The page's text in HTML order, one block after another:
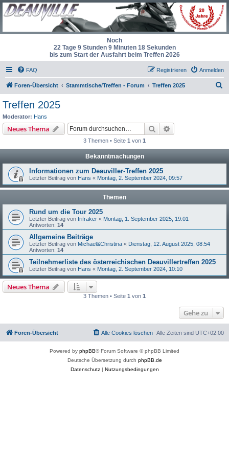
Noch
22 Tage 9 Stunden 9 Minuten 18 Sekunden
bis zum Start der Ausfahrt beim Treffen 2026
FAQ Anmelden
Registrieren
Foren-Übersicht Stammtische/Treffen - Forum Treffen 2025
Treffen 2025
Moderator: Hans
Neues Thema Suche
3 Themen • Seite 1 von 1
Bekanntmachungen
Informationen zum Deauviller-Treffen 2025
Letzter Beitrag von Hans « Montag, 2. September 2024, 09:57
Themen
Rund um die Tour 2025
Letzter Beitrag von frifraker « Montag, 1. September 2025, 19:01
Antworten: 14
Allgemeine Beiträge
Letzter Beitrag von Michael&Christina « Dienstag, 12. August 2025, 08:54
Antworten: 14
Teilnehmerliste des österreichischen Deauvillertreffen 2025
Letzter Beitrag von Hans « Montag, 2. September 2024, 10:10
Neues Thema
3 Themen • Seite 1 von 1
Gehe zu
Foren-Übersicht Alle Zeiten sind UTC+02:00
Alle Cookies löschen
Powered by phpBB® Forum Software © phpBB Limited
Deutsche Übersetzung durch phpBB.de
Datenschutz| Nutzungsbedingungen